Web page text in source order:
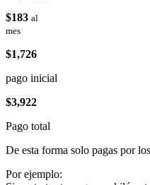
$183 al
mes
$1,726
pago inicial
$3,922
Pago total
De esta forma solo pagas por
Por ejemplo: